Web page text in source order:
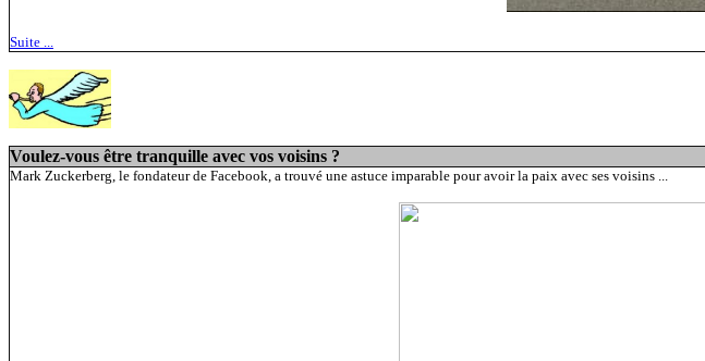
Suite ...
Voulez-vous être tranquille avec vos voisins ?
Mark Zuckerberg, le fondateur de Facebook, a trouvé une astuce imparable pour avoir la paix avec ses voisins ...